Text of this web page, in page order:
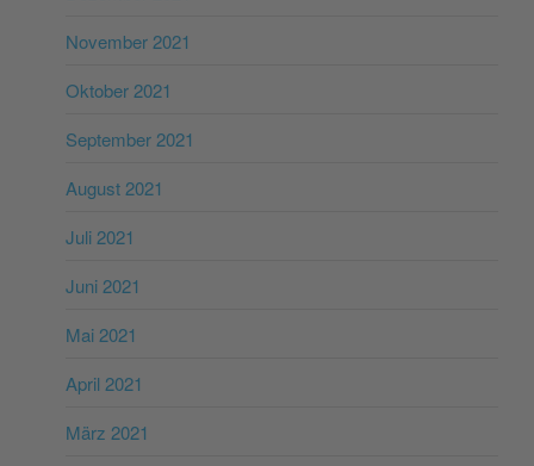
November 2021
Oktober 2021
September 2021
August 2021
Juli 2021
Juni 2021
Mai 2021
April 2021
März 2021